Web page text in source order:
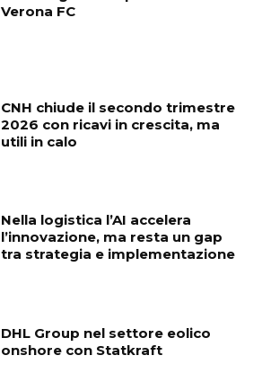
Verona FC
CNH chiude il secondo trimestre
2026 con ricavi in crescita, ma
utili in calo
Nella logistica l’AI accelera
l’innovazione, ma resta un gap
tra strategia e implementazione
DHL Group nel settore eolico
onshore con Statkraft